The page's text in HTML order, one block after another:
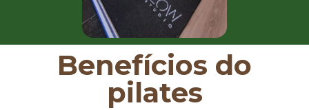
Benefícios do
pilates